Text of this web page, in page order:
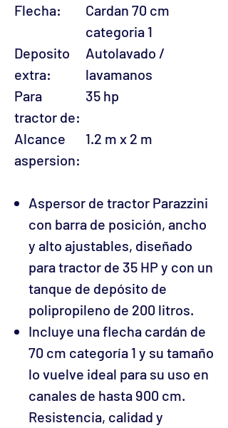
Flecha:
Cardan 70 cm
categoria 1
Deposito
extra:
Autolavado /
lavamanos
Para
tractor de:
35 hp
Alcance
aspersion:
1.2 m x 2 m
Aspersor de tractor Parazzini
con barra de posición, ancho
y alto ajustables, diseñado
para tractor de 35 HP y con un
tanque de depósito de
polipropileno de 200 litros.
Incluye una flecha cardán de
70 cm categoría 1 y su tamaño
lo vuelve ideal para su uso en
canales de hasta 900 cm.
Resistencia, calidad y